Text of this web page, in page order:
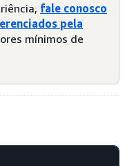
fale conosco
pela
mínimos de